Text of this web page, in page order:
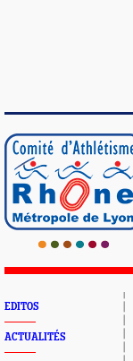
EDITOS
ACTUALITÉS